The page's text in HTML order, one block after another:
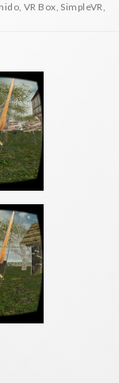
VR Box, SimpleVR,